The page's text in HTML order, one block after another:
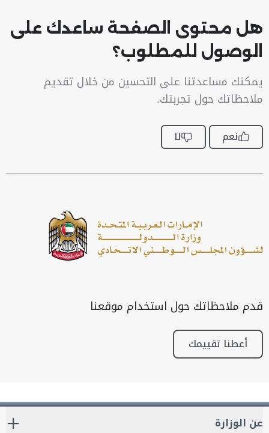
هل محتوى الصفحة ساعدك على
الوصول للمطلوب؟
يمكنك مساعدتنا على التحسين من خلال تقديم
ملاحظاتك حول تجربتك.
نعم لا
قدم ملاحظاتك حول استخدام موقعنا
أعطنا تقييمك
عن الوزارة